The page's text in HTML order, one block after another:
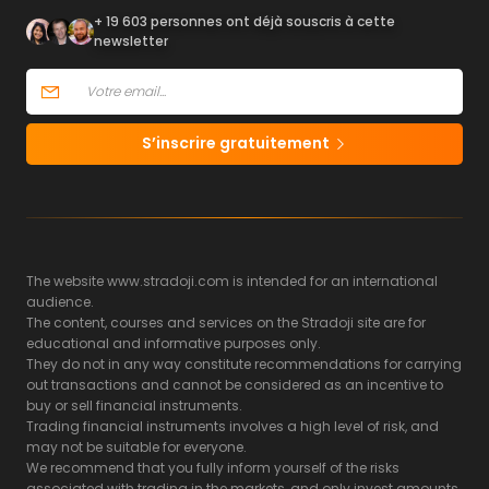
+ 19 603 personnes ont déjà souscris à cette
newsletter
S’inscrire gratuitement
The website www.stradoji.com is intended for an international
audience.
The content, courses and services on the Stradoji site are for
educational and informative purposes only.
They do not in any way constitute recommendations for carrying
out transactions and cannot be considered as an incentive to
buy or sell financial instruments.
Trading financial instruments involves a high level of risk, and
may not be suitable for everyone.
We recommend that you fully inform yourself of the risks